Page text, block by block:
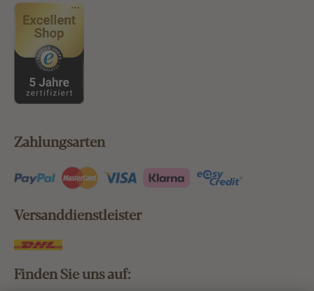
Zahlungsarten
Versanddienstleister
Finden Sie uns auf: